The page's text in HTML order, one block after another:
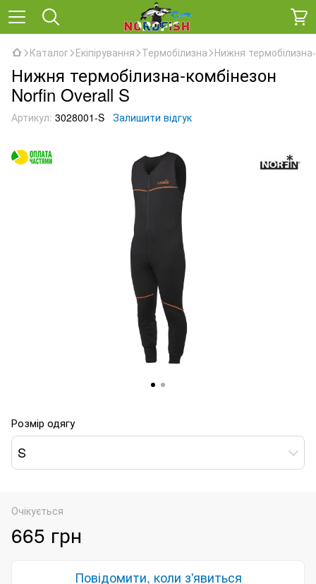
Каталог Екіпірування Термобілизна Нижня
Нижня термобілизна-комбінезон
Norfin Overall S
Артикул: 3028001-S Залишити відгук
Розмір одягу
S
Очікується
665 грн
Повідомити, коли з'явиться